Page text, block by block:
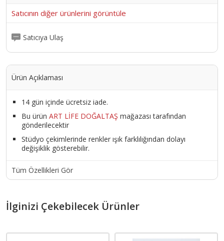
Satıcının diğer ürünlerini görüntüle
Satıcıya Ulaş
Ürün Açıklaması
14 gün içinde ücretsiz iade.
Bu ürün ART LİFE DOĞALTAŞ mağazası tarafından
gönderilecektir
Stüdyo çekimlerinde renkler ışık farklılığından dolayı
değişiklik gösterebilir.
Tüm Özellikleri Gör
İlginizi Çekebilecek Ürünler